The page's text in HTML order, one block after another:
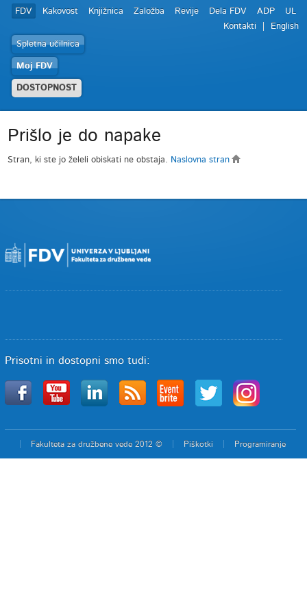
FDV Kakovost Knjižnica Založba Revije Dela FDV ADP
UL
Kontakti
English
Spletna učilnica
Moj FDV
DOSTOPNOST
Prišlo je do napake
Stran, ki ste jo želeli obiskati ne obstaja. Naslovna stran
Prisotni in dostopni smo tudi:
Fakulteta za družbene vede 2012 © Piškotki Programiranje